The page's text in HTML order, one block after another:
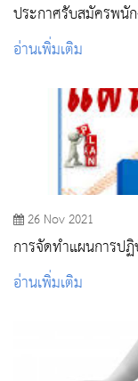
ประกาศรับสมัครพนั
พยาบาลวิชาชีพ)
อ่านเพิ่มเติม
26 Nov 2021
การจัดทำแผนการป
พ.ศ. 2565
อ่านเพิ่มเติม